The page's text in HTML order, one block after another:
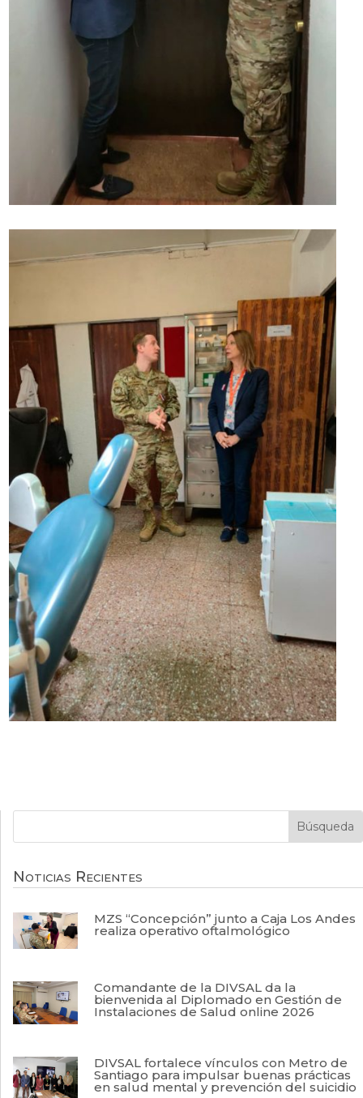
Noticias Recientes
MZS “Concepción” junto a Caja Los Andes
realiza operativo oftalmológico
Comandante de la DIVSAL da la
bienvenida al Diplomado en Gestión de
Instalaciones de Salud online 2026
DIVSAL fortalece vínculos con Metro de
Santiago para impulsar buenas prácticas
en salud mental y prevención del suicidio